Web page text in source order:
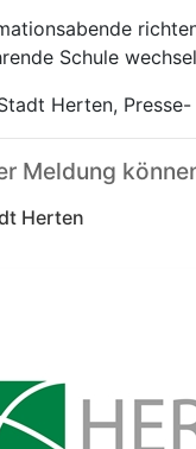
Schule
Herten,
Meldung
Herten